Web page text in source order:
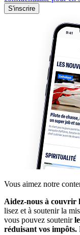
S'inscrire
Vous aimez notre
Aidez-nous à couvrir
lisez et à soutenir la
vous pouvez soutenir
réduisant vos impôts.